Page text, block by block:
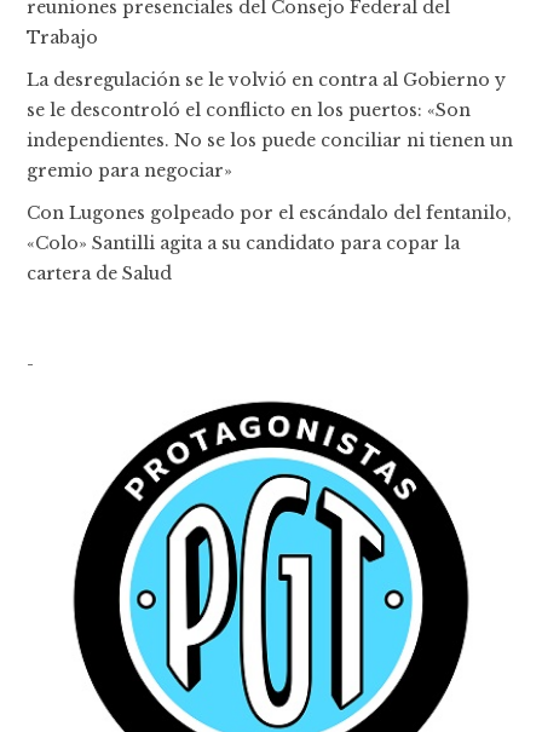
reuniones presenciales del Consejo Federal del
Trabajo
La desregulación se le volvió en contra al Gobierno y
se le descontroló el conflicto en los puertos: «Son
independientes. No se los puede conciliar ni tienen un
gremio para negociar»
Con Lugones golpeado por el escándalo del fentanilo,
«Colo» Santilli agita a su candidato para copar la
cartera de Salud
-